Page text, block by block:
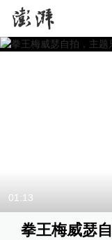
01:13
拳王梅威瑟